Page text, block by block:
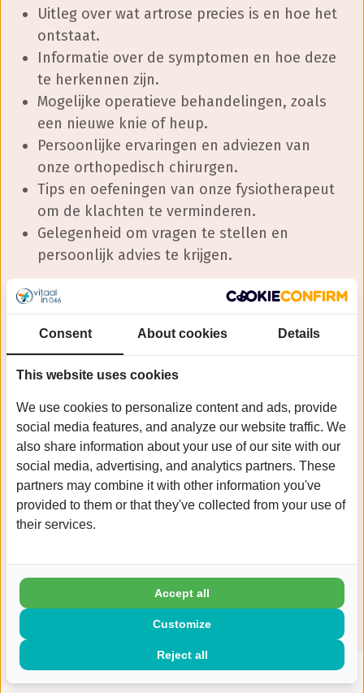
Uitleg over wat artrose precies is en hoe het
ontstaat.
Informatie over de symptomen en hoe deze
te herkennen zijn.
Mogelijke operatieve behandelingen, zoals
een nieuwe knie of heup.
Persoonlijke ervaringen en adviezen van
onze orthopedisch chirurgen.
Tips en oefeningen van onze fysiotherapeut
om de klachten te verminderen.
Gelegenheid om vragen te stellen en
persoonlijk advies te krijgen.
Het wordt een avond waarbij kennisdeling en
persoonlijk contact centraal staan. Naast het
informatieve gedeelte is er ook ruimte voor
met andere bezoekers.
Sprekers:
Thijs Nijenhuis, orthopedisch chirurg
Roel Hendrickx, orthopedisch chirurg
Michel Sipers, fysiotherapeut
informatieve en gezellige avond te beleven!
De bijeenkomst is gratis, maar aanmelding is
vereist. Meld u aan via de onderstaande knop.
Consent About cookies Details
This website uses cookies
We use cookies to personalize content and ads, provide
social media features, and analyze our website traffic. We
also share information about your use of our site with our
social media, advertising, and analytics partners. These
partners may combine it with other information you've
provided to them or that they've collected from your use of
their services.
Reject all
Customize
Accept all